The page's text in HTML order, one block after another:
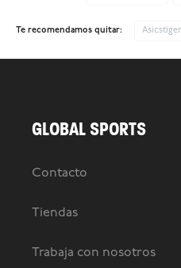
Te recomendamos quitar: Asicstiger
GLOBAL SPORTS
Contacto
Tiendas
Trabaja con nosotros